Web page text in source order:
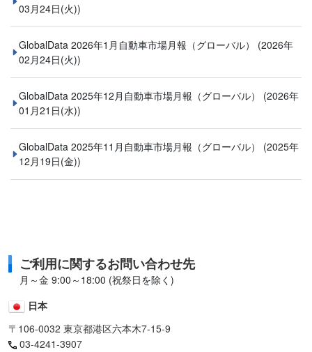
03月24日(火))
GlobalData 2026年1月自動車市場月報（グローバル） (2026年
02月24日(火))
GlobalData 2025年12月自動車市場月報（グローバル） (2026年
01月21日(水))
GlobalData 2025年11月自動車市場月報（グローバル） (2025年
12月19日(金))
ご利用に関するお問い合わせ先
月～金 9:00～18:00 (祝祭日を除く)
日本
〒106-0032 東京都港区六本木7-15-9
03-4241-3907